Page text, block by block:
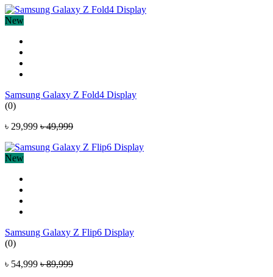
New
Samsung Galaxy Z Fold4 Display
(0)
৳ 29,999 ৳ 49,999
New
Samsung Galaxy Z Flip6 Display
(0)
৳ 54,999 ৳ 89,999